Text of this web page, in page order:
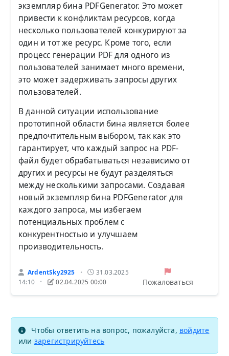
экземпляр бина PDFGenerator. Это может
привести к конфликтам ресурсов, когда
несколько пользователей конкурируют за
один и тот же ресурс. Кроме того, если
процесс генерации PDF для одного из
пользователей занимает много времени,
это может задерживать запросы других
пользователей.
В данной ситуации использование
прототипной области бина является более
предпочтительным выбором, так как это
гарантирует, что каждый запрос на PDF-
файл будет обрабатываться независимо от
других и ресурсы не будут разделяться
между несколькими запросами. Создавая
новый экземпляр бина PDFGenerator для
каждого запроса, мы избегаем
потенциальных проблем с
конкурентностью и улучшаем
производительность.
ArdentSky2925 •
31.03.2025
14:10
• 02.04.2025 00:00 Пожаловаться
Чтобы ответить на вопрос, пожалуйста, войдите
или зарегистрируйтесь